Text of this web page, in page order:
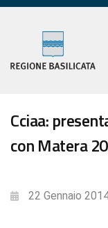
Cciaa:
con Matera
22 Gennaio